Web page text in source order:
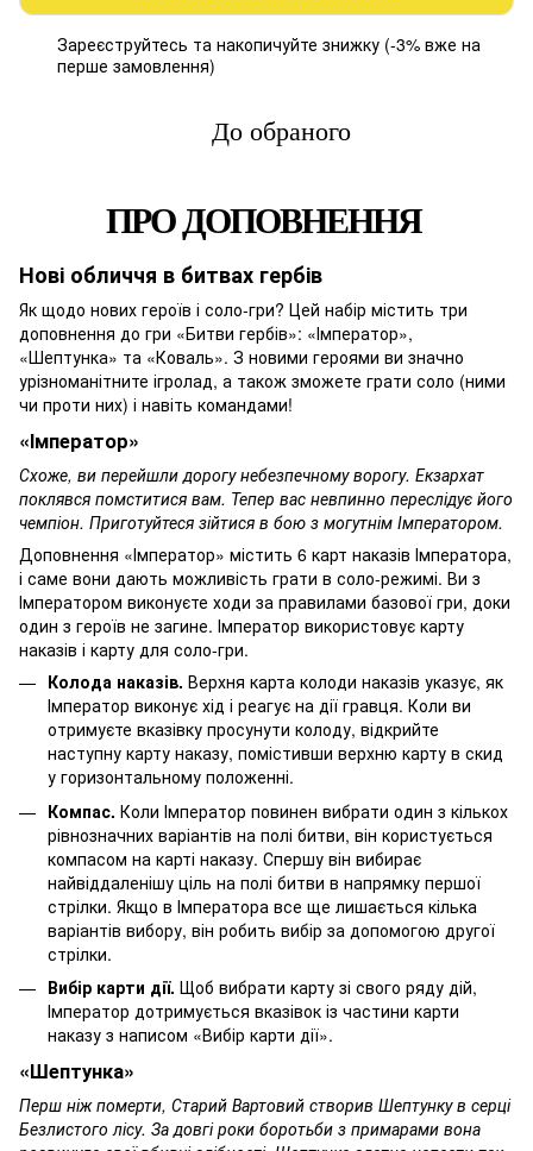
Зареєструйтесь та накопичуйте знижку (-3% вже на
перше замовлення)
До обраного
ПРО ДОПОВНЕННЯ
Нові обличчя в битвах гербів
Як щодо нових героїв і соло-гри? Цей набір містить три
доповнення до гри «Битви гербів»: «Імператор»,
«Шептунка» та «Коваль». З новими героями ви значно
урізноманітните ігролад, а також зможете грати соло (ними
чи проти них) і навіть командами!
«Імператор»
Схоже, ви перейшли дорогу небезпечному ворогу. Екзархат
поклявся помститися вам. Тепер вас невпинно переслідує його
чемпіон. Приготуйтеся зійтися в бою з могутнім Імператором.
Доповнення «Імператор» містить 6 карт наказів Імператора,
і саме вони дають можливість грати в соло-режимі. Ви з
Імператором виконуєте ходи за правилами базової гри, доки
один з героїв не загине. Імператор використовує карту
наказів і карту для соло-гри.
Колода наказів. Верхня карта колоди наказів указує, як
Імператор виконує хід і реагує на дії гравця. Коли ви
отримуєте вказівку просунути колоду, відкрийте
наступну карту наказу, помістивши верхню карту в скид
у горизонтальному положенні.
Компас. Коли Імператор повинен вибрати один з кількох
рівнозначних варіантів на полі битви, він користується
компасом на карті наказу. Спершу він вибирає
найвіддаленішу ціль на полі битви в напрямку першої
стрілки. Якщо в Імператора все ще лишається кілька
варіантів вибору, він робить вибір за допомогою другої
стрілки.
Вибір карти дії. Щоб вибрати карту зі свого ряду дій,
Імператор дотримується вказівок із частини карти
наказу з написом «Вибір карти дії».
«Шептунка»
Перш ніж померти, Старий Вартовий створив Шептунку в серці
Безлистого лісу. За довгі роки боротьби з примарами вона